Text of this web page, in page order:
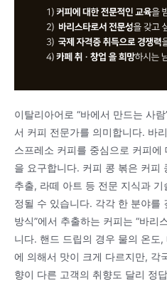
이탈리아어로 “바에서 만드는 사
서 커피 전문가를 의미합니다. 바
스프레소 커피를 중심으로 커피에
을 요구합니다. 커피 콩 볶은 커피
추출, 라떼 아트 등 전문 지식과
정될 수 있습니다. 각각 한 분야를
방식”에서 추출하는 커피는 “바리
니다. 핸드 드립의 경우 물의 온도
에 의해서 맛이 크게 다르지만, 각
향이 다른 고객의 취향도 달리 정